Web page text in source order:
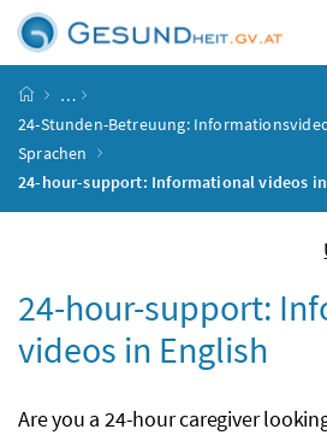
Zum Inhalt
Zum Hauptmenü
Zum Untermenü
Zur Suche
Startseite
…
24-Stunden-Betreuung:
Sprachen
24-hour-support: Informational videos
24-hour-support:
videos in English
Are you a 24-hour caregiver